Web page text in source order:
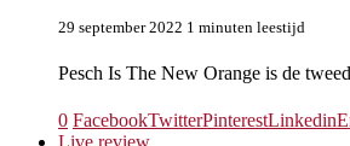
29 september 2022 1 minuten leestijd
Pesch Is The New Orange is de
0 FacebookTwitterPinterestLinkedin